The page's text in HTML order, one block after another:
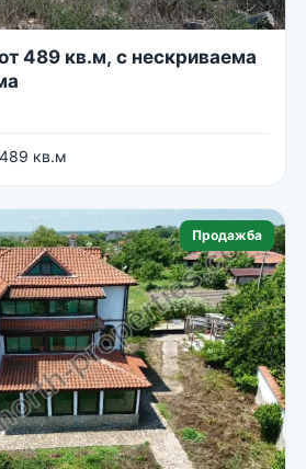
489 кв.м, с нескриваема
кв.м
Продажба